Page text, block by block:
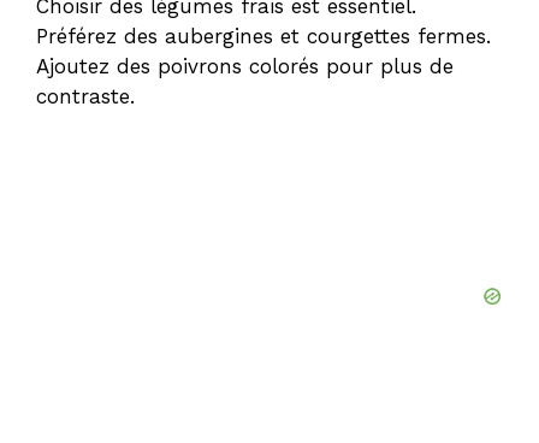
Choisir des légumes frais est essentiel.
Préférez des aubergines et courgettes fermes.
Ajoutez des poivrons colorés pour plus de
contraste.